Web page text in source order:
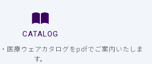
CATALOG
医療ウェアカタログをpdfでご案内いたしま
す。